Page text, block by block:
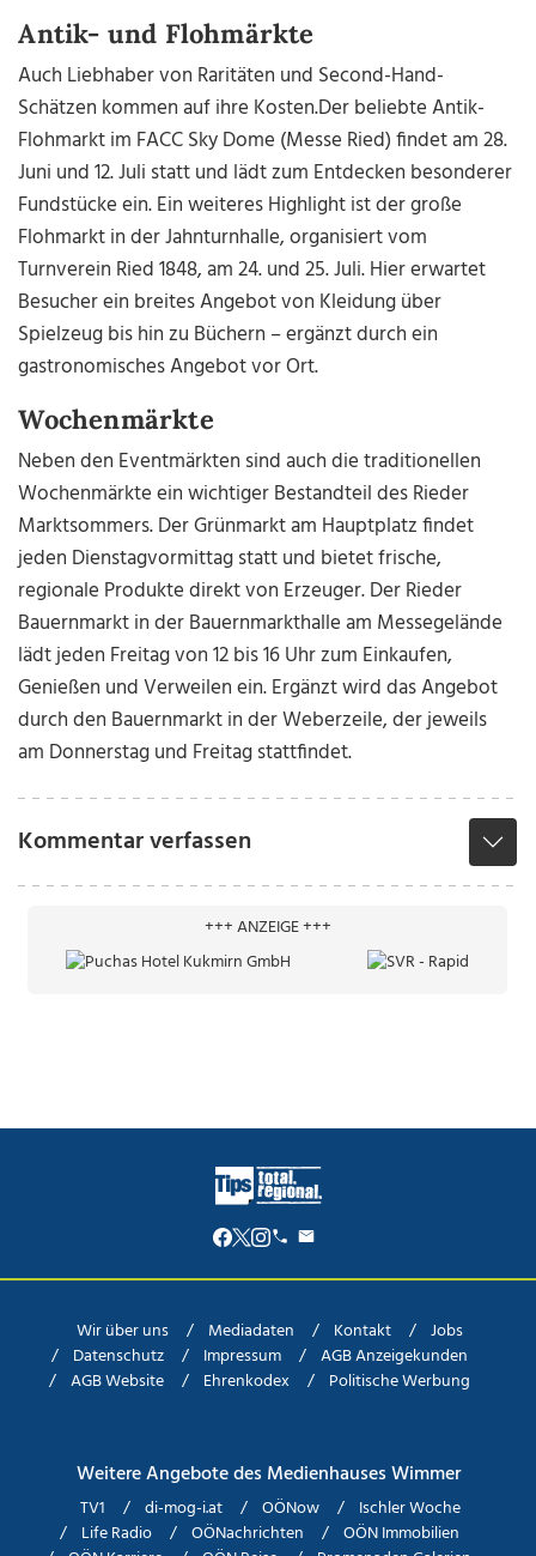
Antik- und Flohmärkte
Auch Liebhaber von Raritäten und Second-Hand-
Schätzen kommen auf ihre Kosten.Der beliebte Antik-
Flohmarkt im FACC Sky Dome (Messe Ried) findet am 28.
Juni und 12. Juli statt und lädt zum Entdecken besonderer
Fundstücke ein. Ein weiteres Highlight ist der große
Flohmarkt in der Jahnturnhalle, organisiert vom
Turnverein Ried 1848, am 24. und 25. Juli. Hier erwartet
Besucher ein breites Angebot von Kleidung über
Spielzeug bis hin zu Büchern – ergänzt durch ein
gastronomisches Angebot vor Ort.
Wochenmärkte
Neben den Eventmärkten sind auch die traditionellen
Wochenmärkte ein wichtiger Bestandteil des Rieder
Marktsommers. Der Grünmarkt am Hauptplatz findet
jeden Dienstagvormittag statt und bietet frische,
regionale Produkte direkt von Erzeuger. Der Rieder
Bauernmarkt in der Bauernmarkthalle am Messegelände
lädt jeden Freitag von 12 bis 16 Uhr zum Einkaufen,
Genießen und Verweilen ein. Ergänzt wird das Angebot
durch den Bauernmarkt in der Weberzeile, der jeweils
am Donnerstag und Freitag stattfindet.
Kommentar verfassen
+++ ANZEIGE +++
Wir über uns Mediadaten Kontakt
Jobs
Datenschutz
Impressum
AGB Anzeigekunden
AGB Website
Ehrenkodex Politische Werbung
Weitere Angebote des Medienhauses Wimmer
TV1 di-mog-i.at OÖNow
Ischler Woche
Life Radio
OÖNachrichten
OÖN Immobilien